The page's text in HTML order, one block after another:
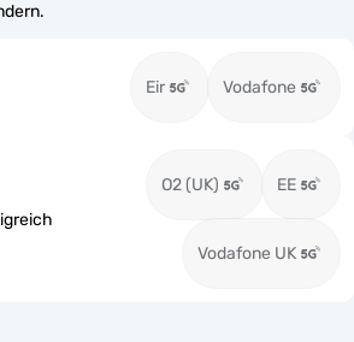
Eir Vodafone
O2 (UK) EE
Vodafone UK